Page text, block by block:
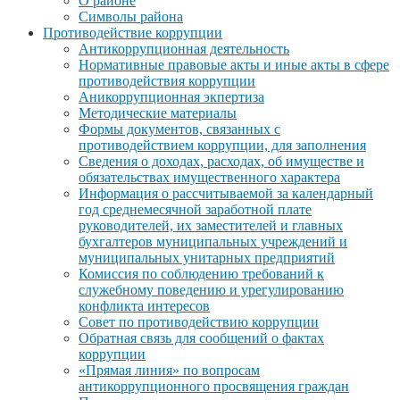
Символы района
Противодействие коррупции
Антикоррупционная деятельность
Нормативные правовые акты и иные акты в сфере
противодействия коррупции
Аникоррупционная экпертиза
Методические материалы
Формы документов, связанных с
противодействием коррупции, для заполнения
Сведения о доходах, расходах, об имуществе и
обязательствах имущественного характера
Информация о рассчитываемой за календарный
год среднемесячной заработной плате
руководителей, их заместителей и главных
бухгалтеров муниципальных учреждений и
муниципальных унитарных предприятий
Комиссия по соблюдению требований к
служебному поведению и урегулированию
конфликта интересов
Совет по противодействию коррупции
Обратная связь для сообщений о фактах
коррупции
«Прямая линия» по вопросам
антикоррупционного просвящения граждан